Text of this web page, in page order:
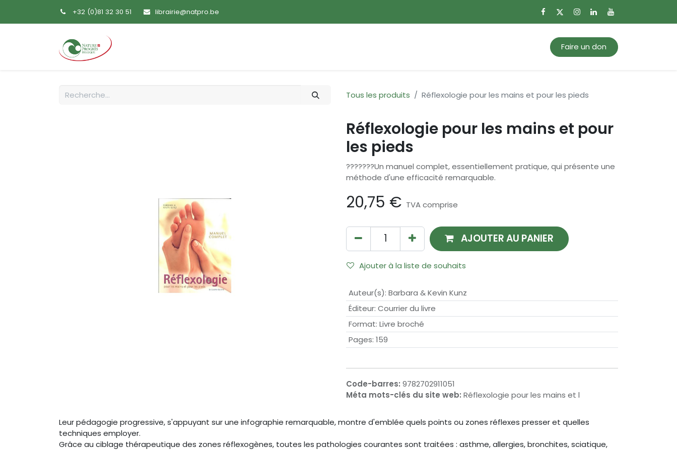
+32 (0)81 32 30 51 librairie@natpro.be
Faire un don
Tous les produits Réflexologie pour les mains et pour les pieds
Réflexologie pour les mains et pour
les pieds
???????Un manuel complet, essentiellement pratique, qui présente une
méthode d'une efficacité remarquable.
20,75 € TVA comprise
AJOUTER AU PANIER
Ajouter à la liste de souhaits
Auteur(s): Barbara & Kevin Kunz
Éditeur: Courrier du livre
Format: Livre broché
Pages: 159
Code-barres: 9782702911051
Méta mots-clés du site web: Réflexologie pour les mains et l
Leur pédagogie progressive, s'appuyant sur une infographie remarquable, montre d'emblée quels points ou zones réflexes presser et quelles
techniques employer.
Grâce au ciblage thérapeutique des zones réflexogènes, toutes les pathologies courantes sont traitées : asthme, allergies, bronchites, sciatique,